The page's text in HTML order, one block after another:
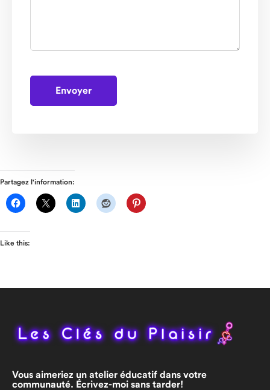
Partagez l'information:
Like this:
Vous aimeriez un atelier éducatif dans votre
communauté. Écrivez-moi sans tarder!